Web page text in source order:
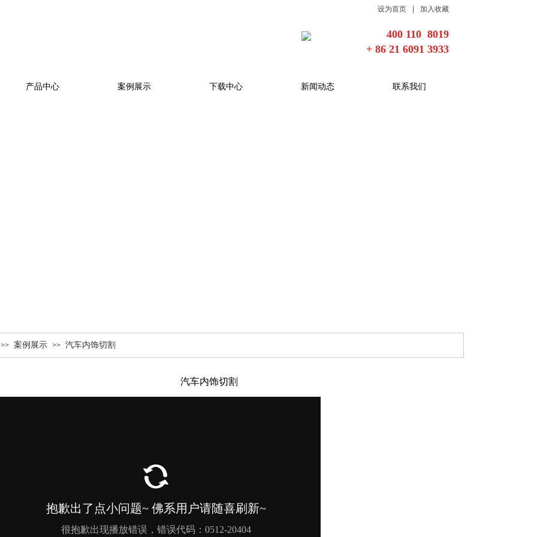
400 110 8019
+ 86 21 6091 3933
设为首页 加入收藏
产品中心 案例展示 下载中心 新闻动态 联系我们
>> 案例展示 >> 汽车内饰切割
汽车内饰切割